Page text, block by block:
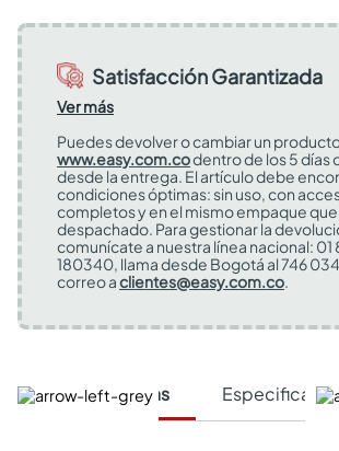
Satisfacción Garantizada
Ver más
Puedes devolver o cambiar un
www.easy.com.codentro de los 5 días
desde la entrega. El artículo debe
condiciones óptimas: sin uso, con
completos y en el mismo empaque
despachado. Para gestionar la
comunícate a nuestra línea nacional:
180340, llama desde Bogotá al 746
correo aclientes@easy.com.co.
Características